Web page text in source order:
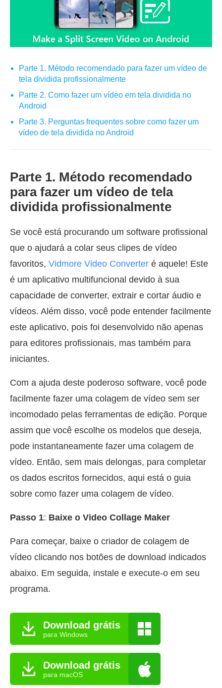
Parte 1. Método recomendado para fazer um vídeo de
tela dividida profissionalmente
Parte 2. Como fazer um vídeo em tela dividida no
Android
Parte 3. Perguntas frequentes sobre como fazer um
vídeo de tela dividida no Android
Parte 1. Método recomendado
para fazer um vídeo de tela
dividida profissionalmente
Se você está procurando um software profissional
que o ajudará a colar seus clipes de vídeo
favoritos, Vidmore Video Converter é aquele! Este
é um aplicativo multifuncional devido à sua
capacidade de converter, extrair e cortar áudio e
vídeos. Além disso, você pode entender facilmente
este aplicativo, pois foi desenvolvido não apenas
para editores profissionais, mas também para
iniciantes.
Com a ajuda deste poderoso software, você pode
facilmente fazer uma colagem de vídeo sem ser
incomodado pelas ferramentas de edição. Porque
assim que você escolhe os modelos que deseja,
pode instantaneamente fazer uma colagem de
vídeo. Então, sem mais delongas, para completar
os dados escritos fornecidos, aqui está o guia
sobre como fazer uma colagem de vídeo.
Passo 1: Baixe o Video Collage Maker
Para começar, baixe o criador de colagem de
vídeo clicando nos botões de download indicados
abaixo. Em seguida, instale e execute-o em seu
programa.
Download grátis
para Windows
Download grátis
para macOS